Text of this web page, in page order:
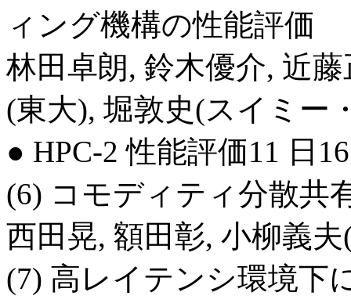
ィング機構の性能評価
林田卓朗, 鈴木優介, 近
(東大), 堀敦史(スイミー
● HPC-2 性能評価11 日
(6) コモディティ分散共
西田晃, 額田彰, 小柳義
(7) 高レイテンシ環境下